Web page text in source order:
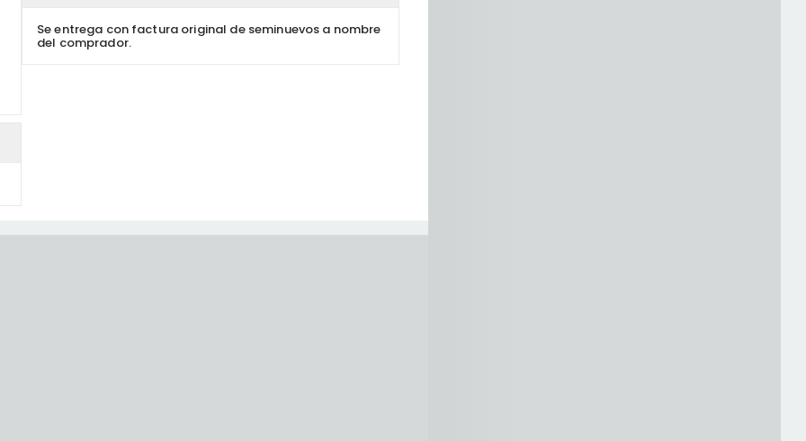
Se entrega con factura original de seminuevos a nombre
del comprador.